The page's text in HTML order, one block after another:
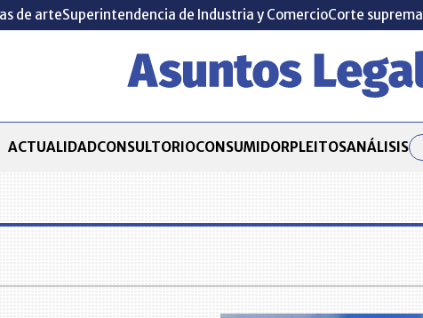
de arteSuperintendencia de Industria y ComercioCorte suprema
ACTUALIDADCONSULTORIOCONSUMIDORPLEITOSANÁLISIS